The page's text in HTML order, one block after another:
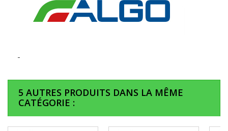
5 AUTRES PRODUITS DANS LA MÊME
CATÉGORIE :